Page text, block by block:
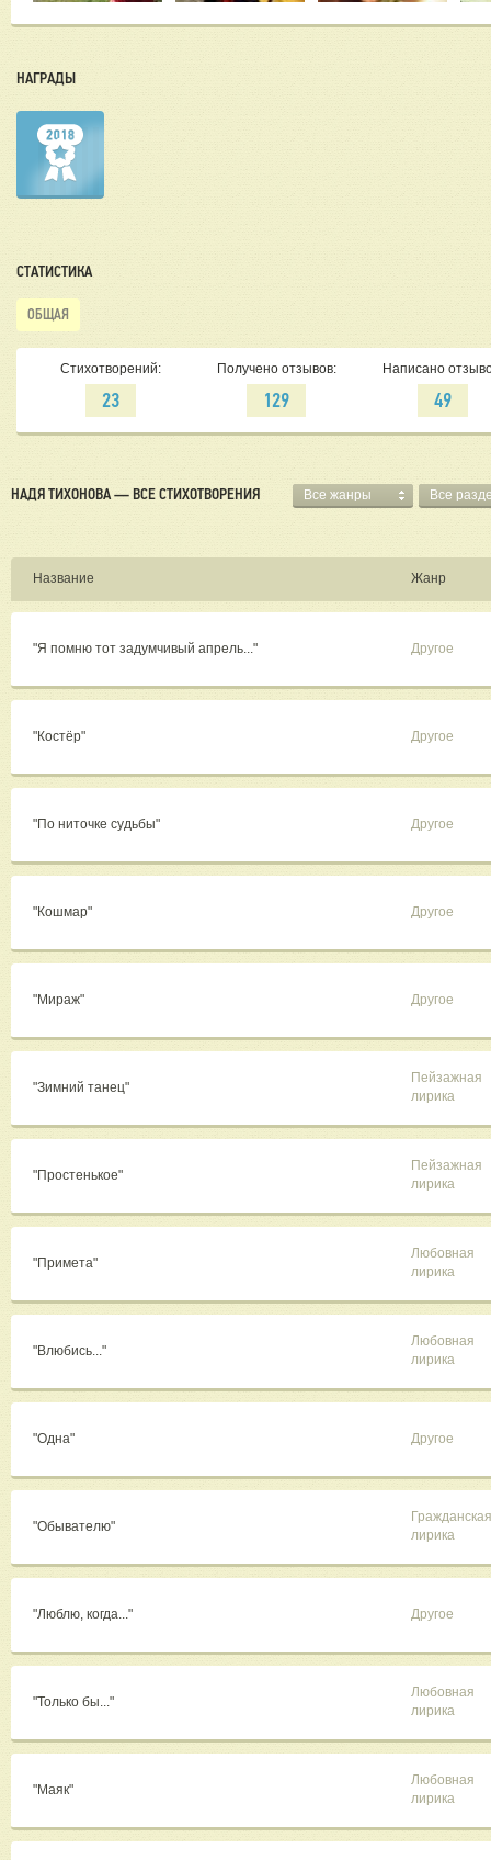
НАГРАДЫ
СТАТИСТИКА
ОБЩАЯ
Стихотворений:
23
Получено отзывов:
129
Написано
49
НАДЯ ТИХОНОВА — ВСЕ СТИХОТВОРЕНИЯ Все жанры Все
Название Жанр
"Я помню тот задумчивый апрель..." Другое
"Костёр" Другое
"По ниточке судьбы" Другое
"Кошмар" Другое
"Мираж" Другое
"Зимний танец"
Пейзажная
лирика
"Простенькое"
Пейзажная
лирика
"Примета"
Любовная
лирика
"Влюбись..."
Любовная
лирика
"Одна" Другое
"Обывателю"
Гражданская
лирика
"Люблю, когда..." Другое
"Только бы..."
Любовная
лирика
"Маяк"
Любовная
лирика